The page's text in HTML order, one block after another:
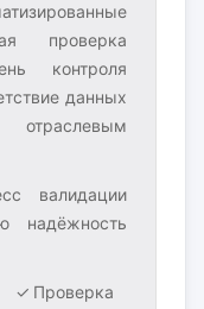
проверка
контроля
данных
валидации
надёжность
✓ Проверка